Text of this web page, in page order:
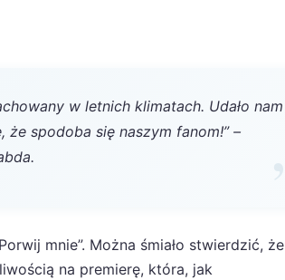
w letnich klimatach. Udało nam
spodoba się naszym fanom!” –
mnie”. Można śmiało stwierdzić, że
na premierę, która, jak